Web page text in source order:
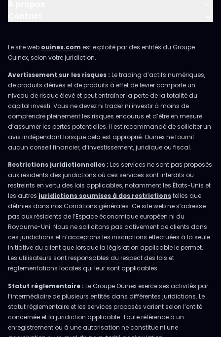
Le site web ouinex.com est exploité par des entités du Groupe
Ouinex, selon votre juridiction.
Avertissement sur les risques : Le trading d’actifs numériques,
de produits dérivés et de produits à effet de levier comporte un
niveau de risque élevé et peut entraîner la perte de la totalité du
capital investi. Vous ne devez ni trader ni investir à moins de
comprendre pleinement les risques encourus et d’être en mesure
d’assumer les pertes potentielles. Il est recommandé de solliciter un
avis indépendant lorsque cela est approprié. Ouinex ne fournit
aucun conseil financier, d’investissement, juridique ou fiscal.
Restrictions juridictionnelles : Les services ne sont pas proposés
aux résidents des juridictions où ces services sont interdits ou
restreints en vertu des lois applicables, notamment les États-Unis et
les autres juridictions soumises à des restrictionstelles que
définies dans nos Conditions générales. Ce site web ne s’adresse
pas aux résidents de l’Espace économique européen ni du
Royaume-Uni. Nous ne sollicitons pas activement de clients dans
ces juridictions et n’acceptons les inscriptions effectuées à la seule
initiative du client que lorsque la législation applicable le permet.
Les utilisateurs sont responsables du respect des lois et
réglementations locales qui leur sont applicables.
Statut réglementaire : Le Groupe Ouinex exerce ses activités par
l’intermédiaire de plusieurs entités dans différentes juridictions. Le
statut réglementaire et les services proposés varient selon l’entité
concernée et la juridiction applicable. Toute référence à un
enregistrement ou à une autorisation ne constitue ni une